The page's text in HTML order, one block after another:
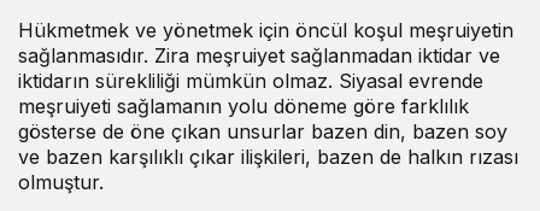
Hükmetmek ve yönetmek için öncül koşul meşruiyetin
sağlanmasıdır. Zira meşruiyet sağlanmadan iktidar ve
iktidarın sürekliliği mümkün olmaz. Siyasal evrende
meşruiyeti sağlamanın yolu döneme göre farklılık
gösterse de öne çıkan unsurlar bazen din, bazen soy
ve bazen karşılıklı çıkar ilişkileri, bazen de halkın rızası
olmuştur.